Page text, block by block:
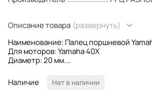
Описание товара (развернуть)
Наименование: Палец поршневой
Для моторов: Yamaha 40X
Диаметр: 20 мм.
OEM номера: 6F5-11633-00; 6F51163300
Производитель: Omax
Наличие Нет в наличии